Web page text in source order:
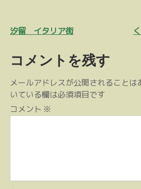
投
ナ
ビ
ゲ
ー
シ
汐留 イタリア街
コメントを残す
メールアドレスが公開されることは
いている欄は必須項目です
コメント ※